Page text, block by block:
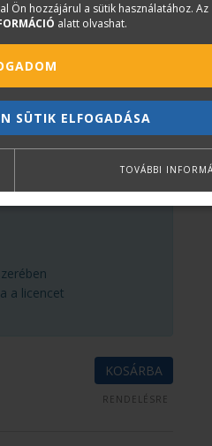
A létrehozott modell
az építészeti, statikai,
A Revit LT BIM
a változások a teljes
a licencet
KOSÁRBA
RENDELÉSRE
Ön hozzájárul a sütik használatához. Az
alatt olvashat.
SÜTIK ELFOGADÁSA
TOVÁBBI